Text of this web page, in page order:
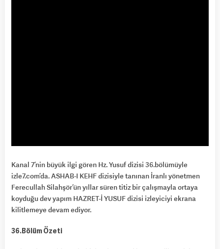
Kanal 7’nin büyük ilgi gören Hz. Yusuf dizisi 36.bölümüyle
izle7.com’da. ASHAB-I KEHF dizisiyle tanınan İranlı yönetmen
Ferecullah Silahşör’ün yıllar süren titiz bir çalışmayla ortaya
koyduğu dev yapım HAZRET-İ YUSUF dizisi izleyiciyi ekrana
kilitlemeye devam ediyor.
36.Bölüm Özeti